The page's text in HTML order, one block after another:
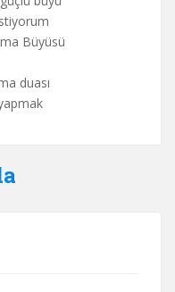
Büyüsü
duası